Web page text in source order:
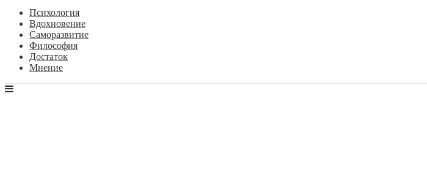
Психология
Вдохновение
Саморазвитие
Философия
Достаток
Мнение